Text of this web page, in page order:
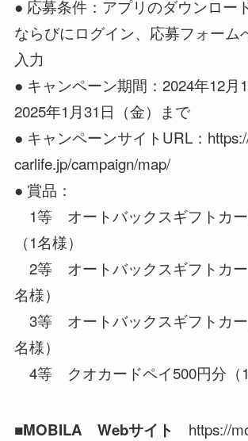
● 応募条件：アプリのダウンロー
ならびにログイン、応募フォーム
入力
● キャンペーン期間：2024年12月
2025年1月31日（金）まで
● キャンペーンサイトURL：
carlife.jp/campaign/map/
● 賞品：
1等 オートバックスギフトカ
（1名様）
2等 オートバックスギフトカ
名様）
3等 オートバックスギフトカ
名様）
4等 クオカードペイ500円分（
■MOBILA Webサイト https://